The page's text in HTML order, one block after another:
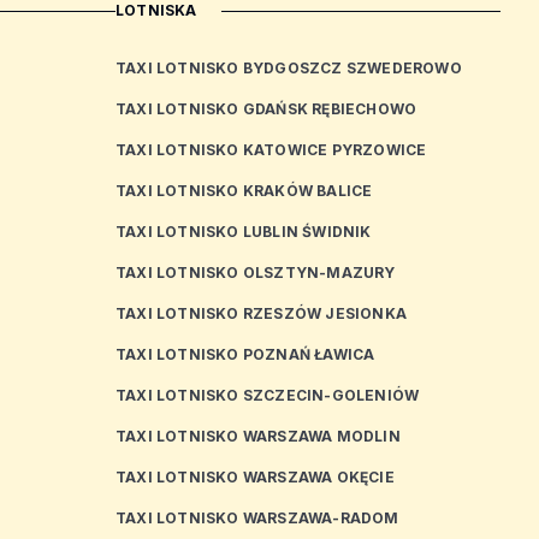
LOTNISKA
TAXI LOTNISKO BYDGOSZCZ SZWEDEROWO
TAXI LOTNISKO GDAŃSK RĘBIECHOWO
TAXI LOTNISKO KATOWICE PYRZOWICE
TAXI LOTNISKO KRAKÓW BALICE
TAXI LOTNISKO LUBLIN ŚWIDNIK
TAXI LOTNISKO OLSZTYN-MAZURY
TAXI LOTNISKO RZESZÓW JESIONKA
TAXI LOTNISKO POZNAŃ ŁAWICA
TAXI LOTNISKO SZCZECIN-GOLENIÓW
TAXI LOTNISKO WARSZAWA MODLIN
TAXI LOTNISKO WARSZAWA OKĘCIE
TAXI LOTNISKO WARSZAWA-RADOM